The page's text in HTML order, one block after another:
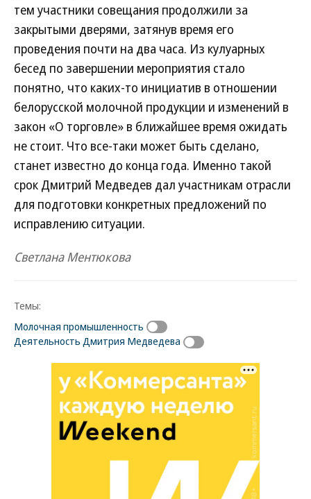
тем участники совещания продолжили за
закрытыми дверями, затянув время его
проведения почти на два часа. Из кулуарных
бесед по завершении мероприятия стало
понятно, что каких-то инициатив в отношении
белорусской молочной продукции и изменений в
закон «О торговле» в ближайшее время ожидать
не стоит. Что все-таки может быть сделано,
станет известно до конца года. Именно такой
срок Дмитрий Медведев дал участникам отрасли
для подготовки конкретных предложений по
исправлению ситуации.
Светлана Ментюкова
Темы:
Молочная промышленность
Деятельность Дмитрия Медведева